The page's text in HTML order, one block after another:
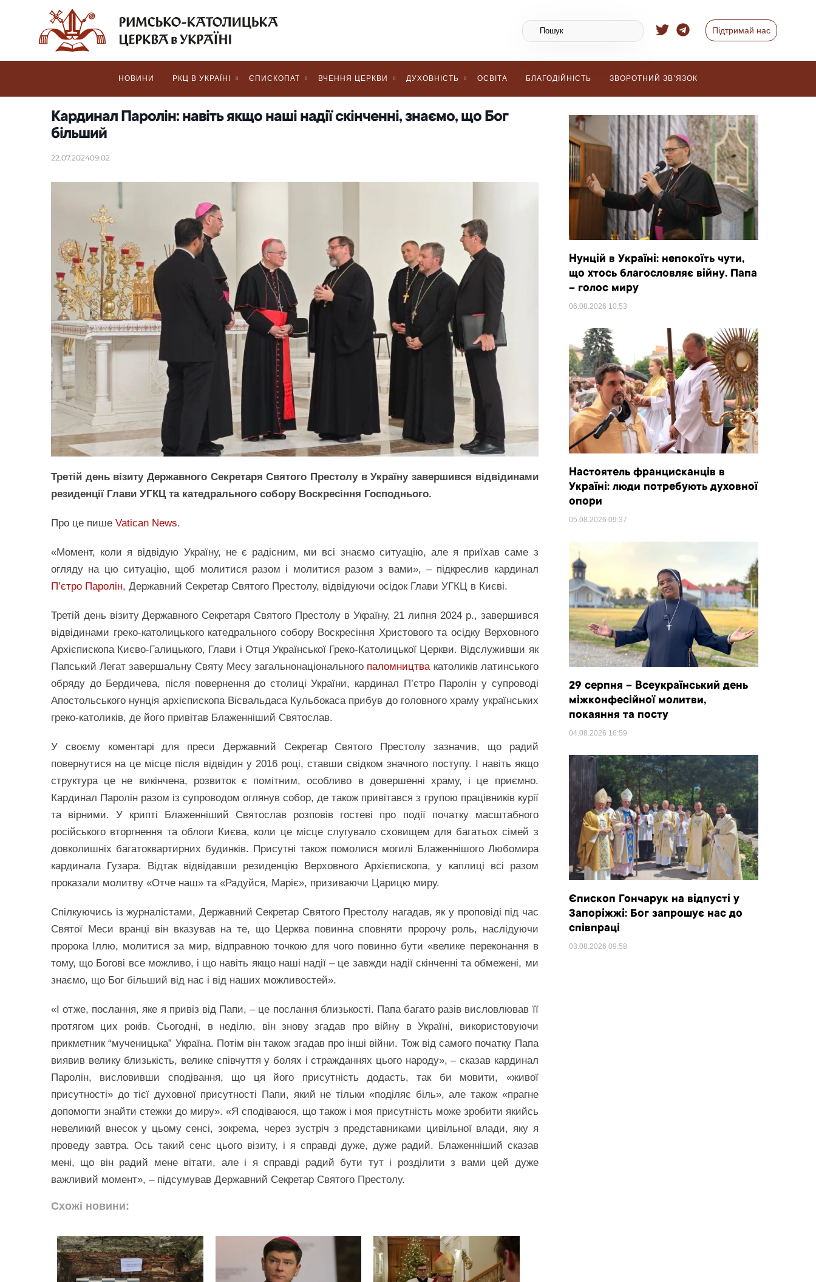
Підтримай нас
НОВИНИ РКЦ В УКРАЇНІ ЄПИСКОПАТ ВЧЕННЯ ЦЕРКВИ ДУХОВНІСТЬ ОСВІТА БЛАГОДІЙНІСТЬ ЗВОРОТНИЙ ЗВ’ЯЗОК
Кардинал Паролін: навіть якщо наші надії скінченні, знаємо, що Бог
більший
22.07.202409:02
Третій день візиту Державного Секретаря Святого Престолу в Україну завершився відвідинами
резиденції Глави УГКЦ та катедрального собору Воскресіння Господнього.
Про це пише Vatican News.
«Момент, коли я відвідую Україну, не є радісним, ми всі знаємо ситуацію, але я приїхав саме з
огляду на цю ситуацію, щоб молитися разом і молитися разом з вами», – підкреслив кардинал
П’єтро Паролін, Державний Секретар Святого Престолу, відвідуючи осідок Глави УГКЦ в Києві.
Третій день візиту Державного Секретаря Святого Престолу в Україну, 21 липня 2024 р., завершився
відвідинами греко-католицького катедрального собору Воскресіння Христового та осідку Верховного
Архієпископа Києво-Галицького, Глави і Отця Української Греко-Католицької Церкви. Відслуживши як
Папський Легат завершальну Святу Месу загальнонаціонального паломництвакатоликів латинського
обряду до Бердичева, після повернення до столиці України, кардинал П’єтро Паролін у супроводі
Апостольського нунція архієпископа Вісвальдаса Кульбокаса прибув до головного храму українських
греко-католиків, де його привітав Блаженніший Святослав.
У своєму коментарі для преси Державний Секретар Святого Престолу зазначив, що радий
повернутися на це місце після відвідин у 2016 році, ставши свідком значного поступу. І навіть якщо
структура це не викінчена, розвиток є помітним, особливо в довершенні храму, і це приємно.
Кардинал Паролін разом із супроводом оглянув собор, де також привітався з групою працівників курії
та вірними. У крипті Блаженніший Святослав розповів гостеві про події початку масштабного
російського вторгнення та облоги Києва, коли це місце слугувало сховищем для багатьох сімей з
довколишніх багатоквартирних будинків. Присутні також помолися могилі Блаженнішого Любомира
кардинала Гузара. Відтак відвідавши резиденцію Верховного Архієпископа, у каплиці всі разом
проказали молитву «Отче наш» та «Радуйся, Маріє», призиваючи Царицю миру.
Спілкуючись із журналістами, Державний Секретар Святого Престолу нагадав, як у проповіді під час
Святої Меси вранці він вказував на те, що Церква повинна сповняти пророчу роль, наслідуючи
пророка Іллю, молитися за мир, відправною точкою для чого повинно бути «велике переконання в
тому, що Богові все можливо, і що навіть якщо наші надії – це завжди надії скінченні та обмежені, ми
знаємо, що Бог більший від нас і від наших можливостей».
«І отже, послання, яке я привіз від Папи, – це послання близькості. Папа багато разів висловлював її
протягом цих років. Сьогодні, в неділю, він знову згадав про війну в Україні, використовуючи
прикметник “мученицька” Україна. Потім він також згадав про інші війни. Тож від самого початку Папа
виявив велику близькість, велике співчуття у болях і стражданнях цього народу», – сказав кардинал
Паролін, висловивши сподівання, що ця його присутність додасть, так би мовити, «живої
присутності» до тієї духовної присутності Папи, який не тільки «поділяє біль», але також «прагне
допомогти знайти стежки до миру». «Я сподіваюся, що також і моя присутність може зробити якийсь
невеликий внесок у цьому сенсі, зокрема, через зустріч з представниками цивільної влади, яку я
проведу завтра. Ось такий сенс цього візиту, і я справді дуже, дуже радий. Блаженніший сказав
мені, що він радий мене вітати, але і я справді радий бути тут і розділити з вами цей дуже
важливий момент», – підсумував Державний Секретар Святого Престолу.
Схожі новини:
Нунцій в Україні: непокоїть чути,
що хтось благословляє війну. Папа
– голос миру
06.08.2026 10:53
Настоятель францисканців в
Україні: люди потребують духовної
опори
05.08.2026 09:37
29 серпня – Всеукраїнський день
міжконфесійної молитви,
покаяння та посту
04.08.2026 16:59
Єпископ Гончарук на відпусті у
Запоріжжі: Бог запрошує нас до
співпраці
03.08.2026 09:58